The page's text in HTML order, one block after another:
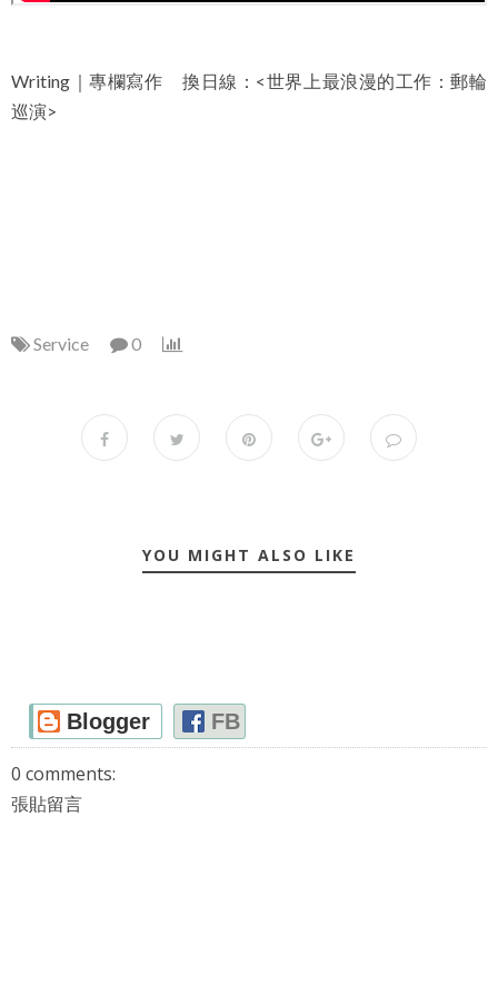
Writing｜專欄寫作 換日線：<世界上最浪漫的工作：郵輪
巡演>
Service 0
YOU MIGHT ALSO LIKE
Blogger FB
0 comments:
張貼留言